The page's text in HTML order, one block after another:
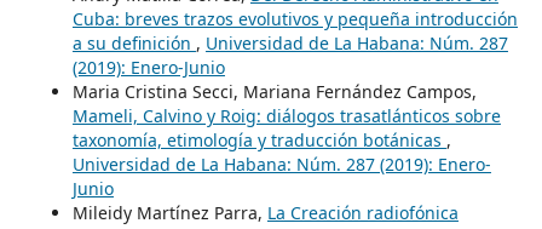
Cuba: breves trazos evolutivos y pequeña introducción
a su definición , Universidad de La Habana: Núm. 287
(2019): Enero-Junio
Maria Cristina Secci, Mariana Fernández Campos,
Mameli, Calvino y Roig: diálogos trasatlánticos sobre
taxonomía, etimología y traducción botánicas ,
Universidad de La Habana: Núm. 287 (2019): Enero-
Junio
Mileidy Martínez Parra, La Creación radiofónica